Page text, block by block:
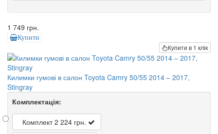
1 749 грн.
Купити
Купити в 1 клік
Килимки гумові в салон Toyota Camry 50/55 2014 – 2017,
Stingray
Комплектація:
Комплект 2 224 грн.